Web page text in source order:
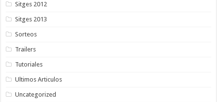
Sitges 2012
Sitges 2013
Sorteos
Trailers
Tutoriales
Ultimos Articulos
Uncategorized